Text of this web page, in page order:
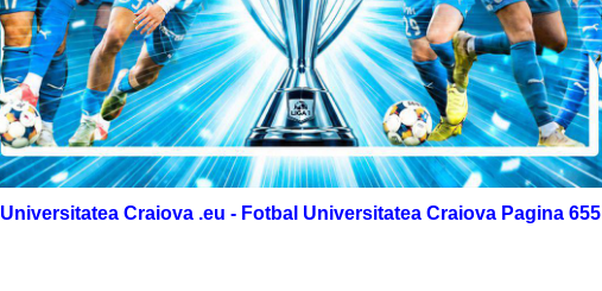
Universitatea Craiova .eu - Fotbal Universitatea Craiova Pagina 655